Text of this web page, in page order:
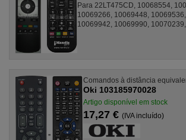
Para 22LT475CD, 10068554,
10069266, 10069448,
10069942, 10069990,
Comandos à distância
Oki 103185970028
Artigo disponível em stock
17,27 € (IVA incluído)